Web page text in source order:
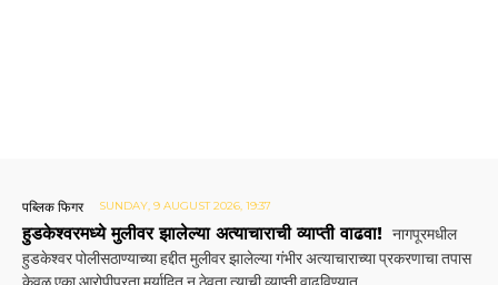
पब्लिक फिगर SUNDAY, 9 AUGUST 2026, 19:37
हुडकेश्वरमध्ये मुलीवर झालेल्या अत्याचाराची व्याप्ती वाढवा! नागपूरमधील
हुडकेश्वर पोलीसठाण्याच्या हद्दीत मुलीवर झालेल्या गंभीर अत्याचाराच्या प्रकरणाचा तपास